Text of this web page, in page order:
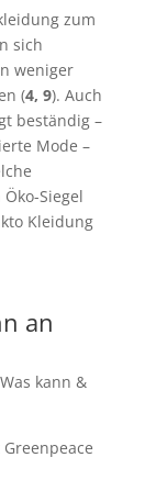
zum
sich
weniger
(4, 9). Auch
beständig –
Mode –
Siegel
Kleidung
an
kann &